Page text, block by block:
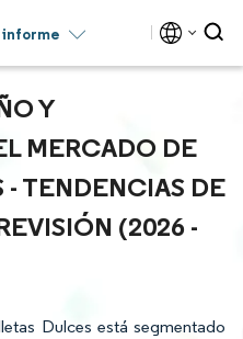
Y
MERCADO DE
- TENDENCIAS DE
(2026 -
Dulces está segmentado